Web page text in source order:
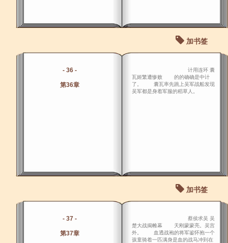
加书签
- 36 -
第36章
计用连环 囊
瓦姬繁遭惨败 的的确确是中计
了。 囊瓦率先跳上吴军战船发现
吴军都是身着军服的稻草人。
加书签
- 37 -
第37章
蔡侯求吴 吴
楚大战揭帷幕 天刚蒙蒙亮。吴宫
外。 血透战袍的将军鉴怀抱一个
孩童骑着一匹满身是血的战马冲到在